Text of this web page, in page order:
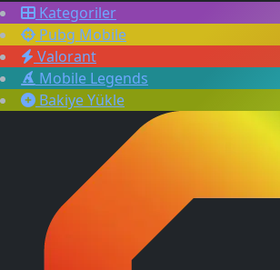
Kategoriler
Pubg Mobile
Valorant
Mobile Legends
Bakiye Yükle